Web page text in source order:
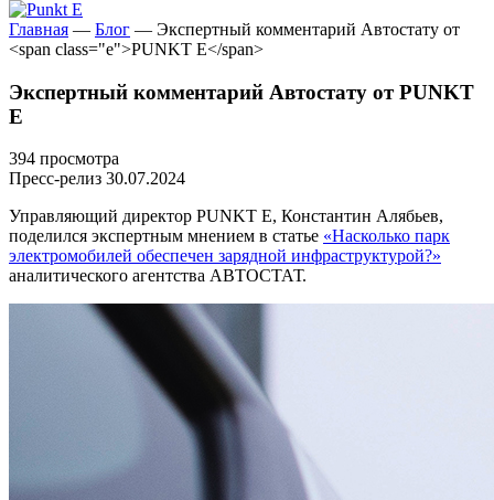
Главная — Блог — Экспертный комментарий Автостату от
<span class="e">PUNKT E</span>
Экспертный комментарий Автостату отPUNKT
E
394 просмотра
Пресс-релиз 30.07.2024
Управляющий директор PUNKT E, Константин Алябьев,
поделился экспертным мнением в статье «Насколько парк
электромобилей обеспечен зарядной инфраструктурой?»
аналитического агентства АВТОСТАТ.